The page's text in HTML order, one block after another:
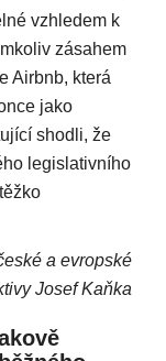
vzhledem k
zásahem
Airbnb, která
jako
shodli, že
legislativního
a evropské
Josef Kaňka